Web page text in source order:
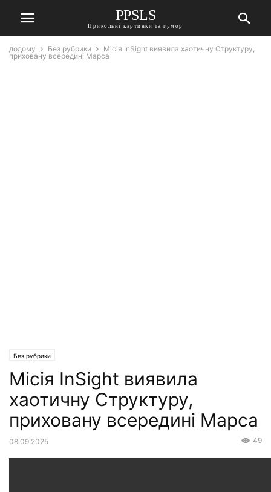
PPSLS
Прикольні картинки та гумор
додому Без рубрики
Місія InSight виявила хаотичну Структуру,
приховану всередині Марса
Без рубрики
Місія InSight виявила
хаотичну Структуру,
приховану всередині Марса
08.09.2025 49